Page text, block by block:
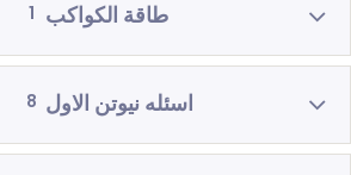
طاقة الكواكب 1
اسئله نيوتن الاول 8